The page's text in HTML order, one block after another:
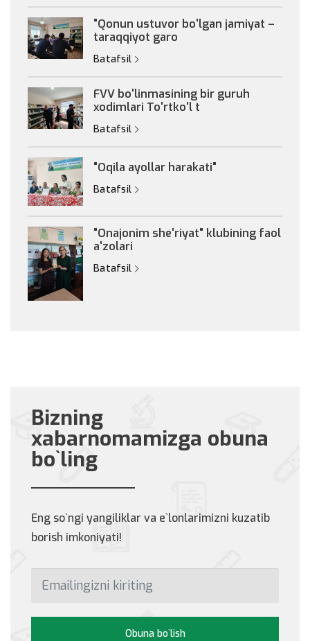
"Qonun ustuvor bo'lgan jamiyat –
taraqqiyot garo
Batafsil
FVV bo'linmasining bir guruh
xodimlari To'rtko'l t
Batafsil
"Oqila ayollar harakati"
Batafsil
"Onajonim she'riyat" klubining faol
a'zolari
Batafsil
Bizning
xabarnomamizga obuna
bo`ling
Eng so`ngi yangiliklar va e`lonlarimizni kuzatib
borish imkoniyati!
Obuna bo`lish